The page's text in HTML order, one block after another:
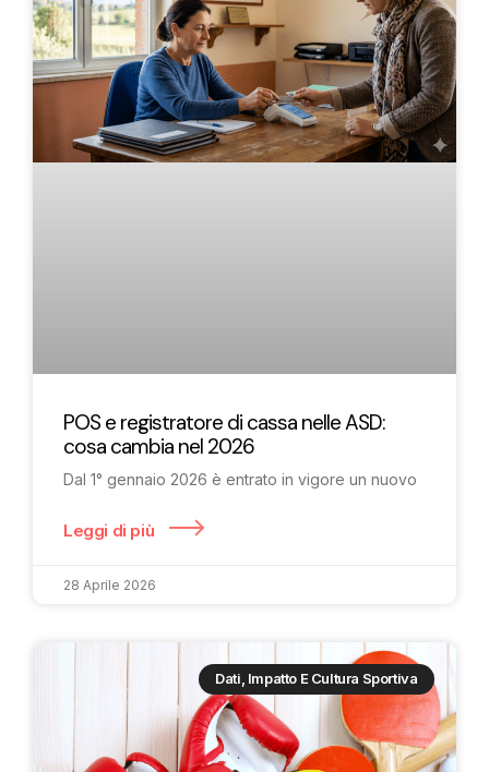
POS e registratore di cassa nelle ASD:
cosa cambia nel 2026
Dal 1° gennaio 2026 è entrato in vigore un nuovo
Leggi di più
28 Aprile 2026
Dati, Impatto E Cultura Sportiva